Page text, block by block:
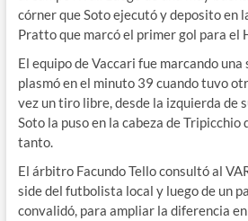
córner que Soto ejecutó y deposito en
Pratto que marcó el primer gol para el
El equipo de Vaccari fue marcando
plasmó en el minuto 39 cuando tuvo
vez un tiro libre, desde la izquierda de
Soto la puso en la cabeza de Tripicchio
tanto.
El árbitro Facundo Tello consultó al
side del futbolista local y luego de un
convalidó, para ampliar la diferencia